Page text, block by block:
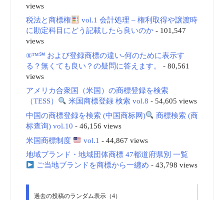
views
税法と商標権
vol.1 会計処理 – 権利取得や譲渡時
に勘定科目にどう記載したら良いのか- 101,547
views
®™℠ および登録商標の違い-何のために表示す
る？無くても良い？の疑問に答えます。
- 80,561
views
アメリカ合衆国（米国）の商標登録を検索
（TESS）
米国商標登録 検索 vol.8 - 54,605 views
中国の商標登録を検索 (中国商标网)
商標検索 (商
标查询) vol.10 - 46,156 views
米国商標制度
vol.1 - 44,867 views
地域ブランド・地域団体商標 47都道府県別 一覧
ご当地ブランドを商標から一纏め - 43,798 views
過去の投稿のランダム表示（4）